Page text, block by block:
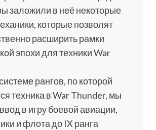
заложили в неё некоторые
которые позволят
расширить рамки
эпохи для техники War
рангов, по которой
техника в War Thunder, мы
в игру боевой авиации,
и флота до IX ранга